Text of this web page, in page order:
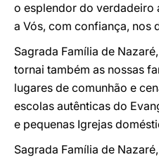
o esplendor do verdadeiro
a Vós, com confiança, nos
Sagrada Família de Nazaré,
tornai também as nossas
lugares de comunhão e
escolas autênticas do
e pequenas Igrejas
Sagrada Família de Nazaré,